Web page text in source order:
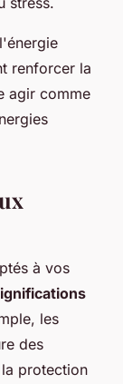
renforcer la
agir comme
à vos
les
des
protection